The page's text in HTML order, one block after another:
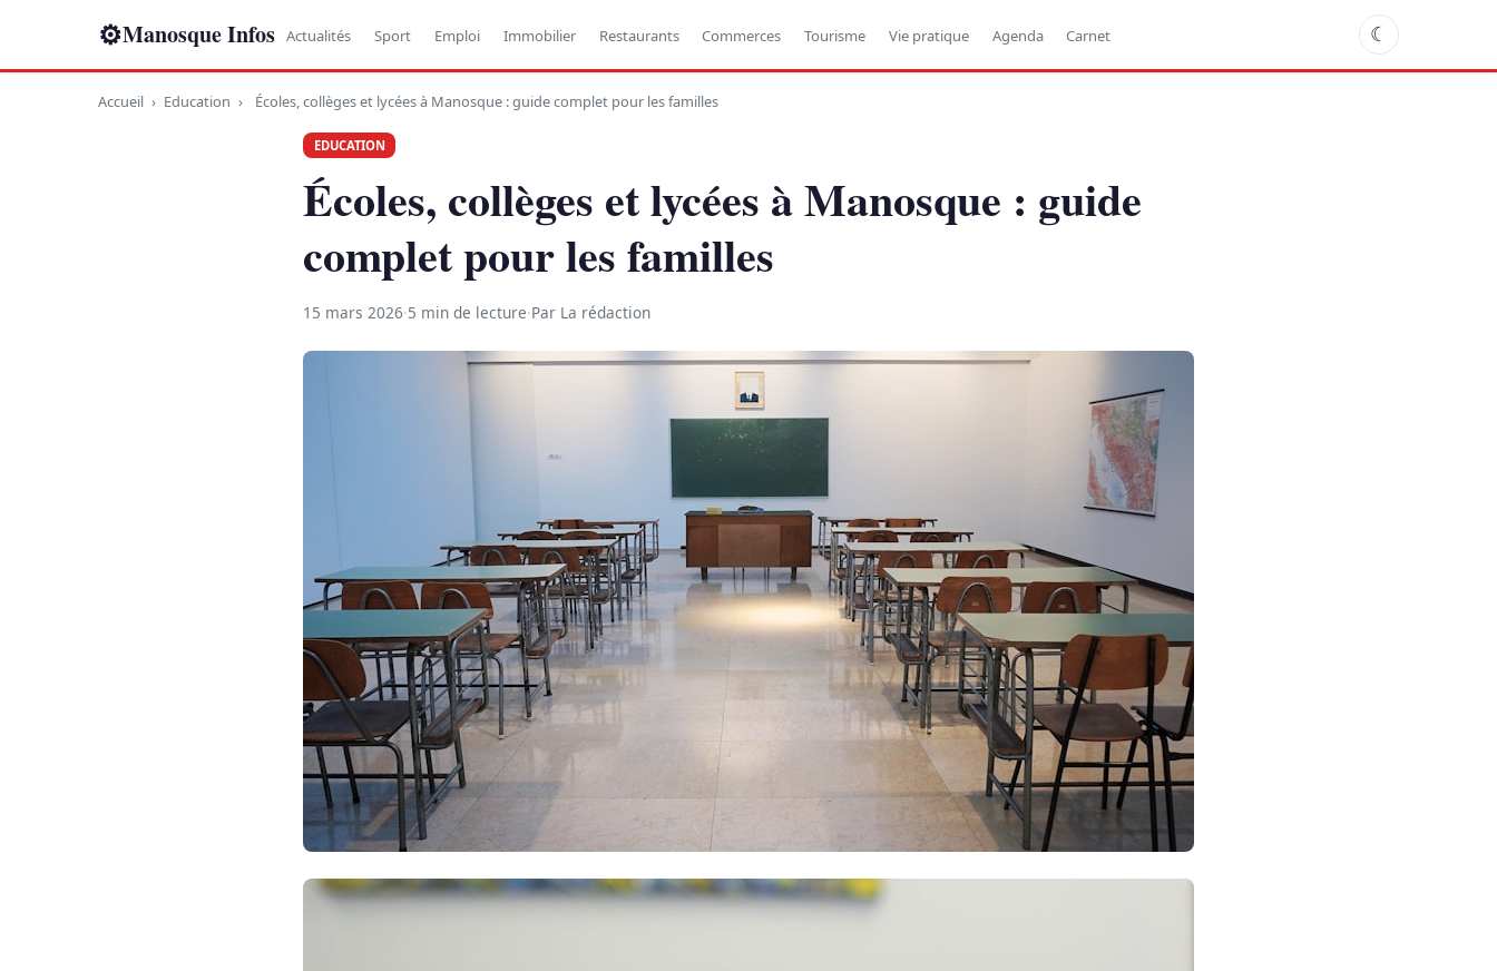
⚙Manosque Infos Actualités Sport Emploi Immobilier Restaurants Commerces Tourisme Vie pratique Agenda Carnet ☾
Accueil › Education › Écoles, collèges et lycées à Manosque : guide complet pour les familles
EDUCATION
Écoles, collèges et lycées à Manosque : guide
complet pour les familles
15 mars 2026·5 min de lecture·Par La rédaction